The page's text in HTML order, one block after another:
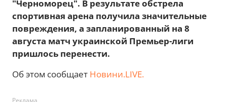
"Черноморец". В результате обстрела
спортивная арена получила значительные
повреждения, а запланированный на 8
августа матч украинской Премьер-лиги
пришлось перенести.
Об этом сообщает Новини.LIVE.